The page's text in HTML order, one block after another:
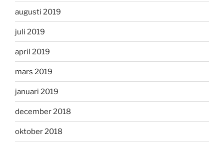
augusti 2019
juli 2019
april 2019
mars 2019
januari 2019
december 2018
oktober 2018